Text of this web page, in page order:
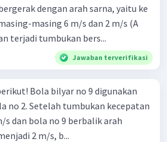
dengan arah sarna, yaitu ke
masing 6 m/s dan 2 m/s (A
terjadi tumbukan bers...
Jawaban terverifikasi
digunakan
no 2. Setelah tumbukan kecepatan
s dan bola no 9 berbalik arah
2 m/s, b...